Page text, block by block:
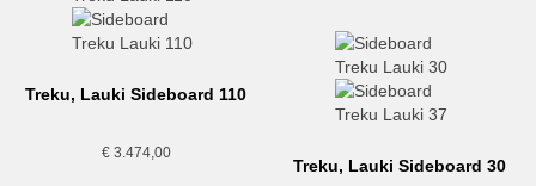
Treku, Lauki Sideboard 110
€3.474,00
Treku, Lauki Sideboard 30